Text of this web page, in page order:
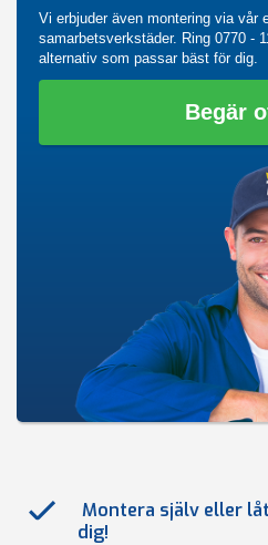
Vi erbjuder även montering via vår
samarbetsverkstäder. Ring 0770 -
alternativ som passar bäst för dig.
Begär
Montera själv eller
dig!